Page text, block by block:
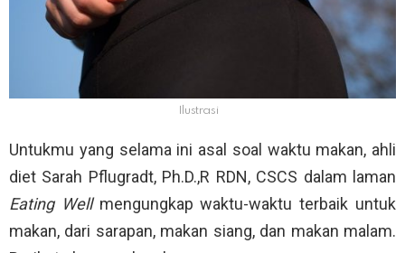
Ilustrasi
Untukmu yang selama ini asal soal waktu makan, ahli
diet Sarah Pflugradt, Ph.D.,R RDN, CSCS dalam laman
Eating Wellmengungkap waktu-waktu terbaik untuk
makan, dari sarapan, makan siang, dan makan malam.